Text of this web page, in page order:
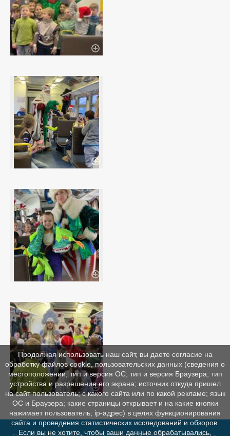
Продолжая использовать наш сайт, вы даете согласие на
обработку файлов cookie, пользовательских данных (сведения о
местоположении; тип и версия ОС; тип и версия Браузера; тип
устройства и разрешение его экрана; источник откуда пришел
на сайт пользователь; с какого сайта или по какой рекламе; язык
ОС и Браузера; какие страницы открывает и на какие кнопки
нажимает пользователь; ip-адрес) в целях функционирования
сайта и проведения статистических исследований и обзоров.
Если вы не хотите, чтобы ваши данные обрабатывались,